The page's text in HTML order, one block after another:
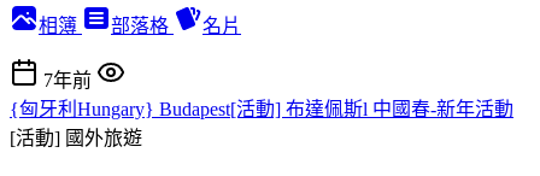
相簿 部落格 名片
7年前
{匈牙利Hungary} Budapest[活動] 布達佩斯l 中國春-新年活動
[活動] 國外旅遊